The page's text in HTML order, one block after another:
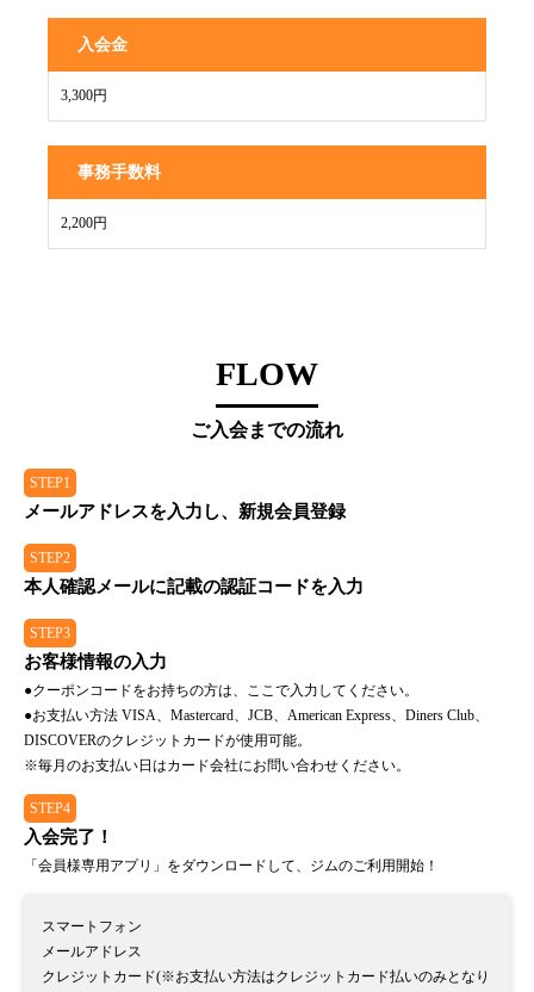
入会金
3,300円
事務手数料
2,200円
FLOW
ご入会までの流れ
STEP1
メールアドレスを入力し、新規会員登録
STEP2
本人確認メールに記載の認証コードを入力
STEP3
お客様情報の入力
●クーポンコードをお持ちの方は、ここで入力してください。
●お支払い方法 VISA、Mastercard、JCB、American Express、Diners Club、
DISCOVERのクレジットカードが使用可能。
※毎月のお支払い日はカード会社にお問い合わせください。
STEP4
入会完了！
「会員様専用アプリ」をダウンロードして、ジムのご利用開始！
スマートフォン
メールアドレス
クレジットカード(※お支払い方法はクレジットカード払いのみとなり